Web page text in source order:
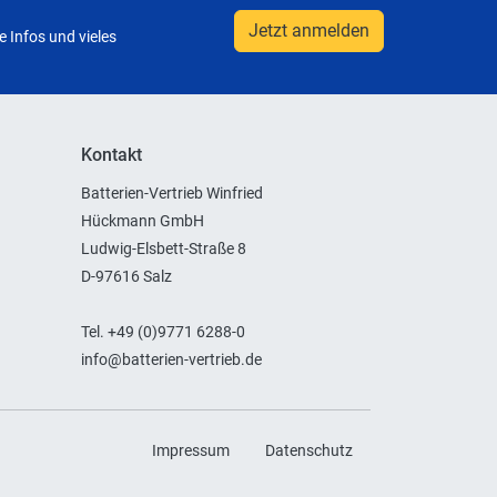
Infos und vieles Jetzt anmelden
Kontakt
Batterien-Vertrieb Winfried
Hückmann GmbH
Ludwig-Elsbett-Straße 8
D-97616 Salz
Tel. +49 (0)9771 6288-0
info@batterien-vertrieb.de
Impressum Datenschutz